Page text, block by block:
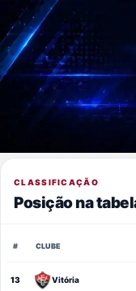
CLASSIFICAÇÃO
Posição na
# CLUBE
13 Vitória